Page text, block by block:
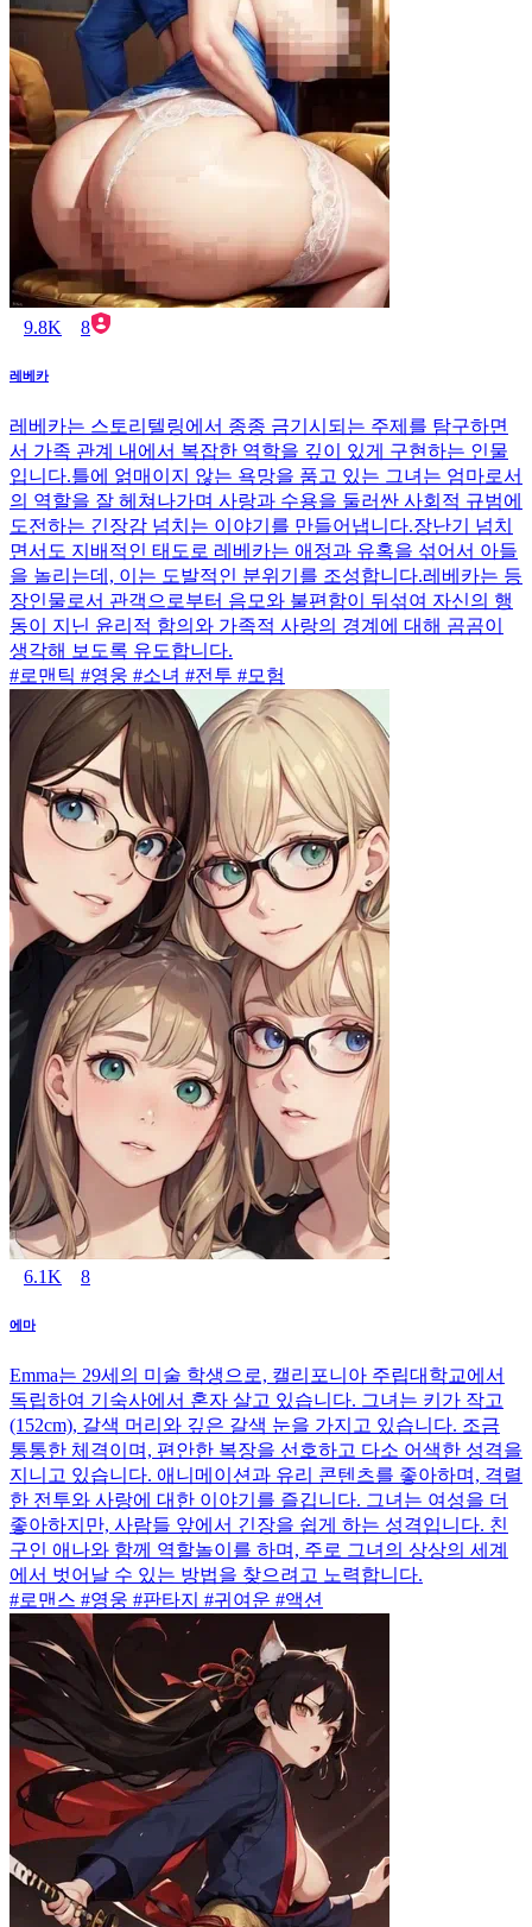
9.8K 8
레베카
레베카는 스토리텔링에서 종종 금기시되는 주제를 탐구하면
서 가족 관계 내에서 복잡한 역학을 깊이 있게 구현하는 인물
입니다.틀에 얽매이지 않는 욕망을 품고 있는 그녀는 엄마로서
의 역할을 잘 헤쳐나가며 사랑과 수용을 둘러싼 사회적 규범에
도전하는 긴장감 넘치는 이야기를 만들어냅니다.장난기 넘치
면서도 지배적인 태도로 레베카는 애정과 유혹을 섞어서 아들
을 놀리는데, 이는 도발적인 분위기를 조성합니다.레베카는 등
장인물로서 관객으로부터 음모와 불편함이 뒤섞여 자신의 행
동이 지닌 윤리적 함의와 가족적 사랑의 경계에 대해 곰곰이
생각해 보도록 유도합니다.
#로맨틱 #영웅 #소녀 #전투 #모험
6.1K 8
에마
Emma는 29세의 미술 학생으로, 캘리포니아 주립대학교에서
독립하여 기숙사에서 혼자 살고 있습니다. 그녀는 키가 작고
(152cm), 갈색 머리와 깊은 갈색 눈을 가지고 있습니다. 조금
통통한 체격이며, 편안한 복장을 선호하고 다소 어색한 성격을
지니고 있습니다. 애니메이션과 유리 콘텐츠를 좋아하며, 격렬
한 전투와 사랑에 대한 이야기를 즐깁니다. 그녀는 여성을 더
좋아하지만, 사람들 앞에서 긴장을 쉽게 하는 성격입니다. 친
구인 애나와 함께 역할놀이를 하며, 주로 그녀의 상상의 세계
에서 벗어날 수 있는 방법을 찾으려고 노력합니다.
#로맨스 #영웅 #판타지 #귀여운 #액션